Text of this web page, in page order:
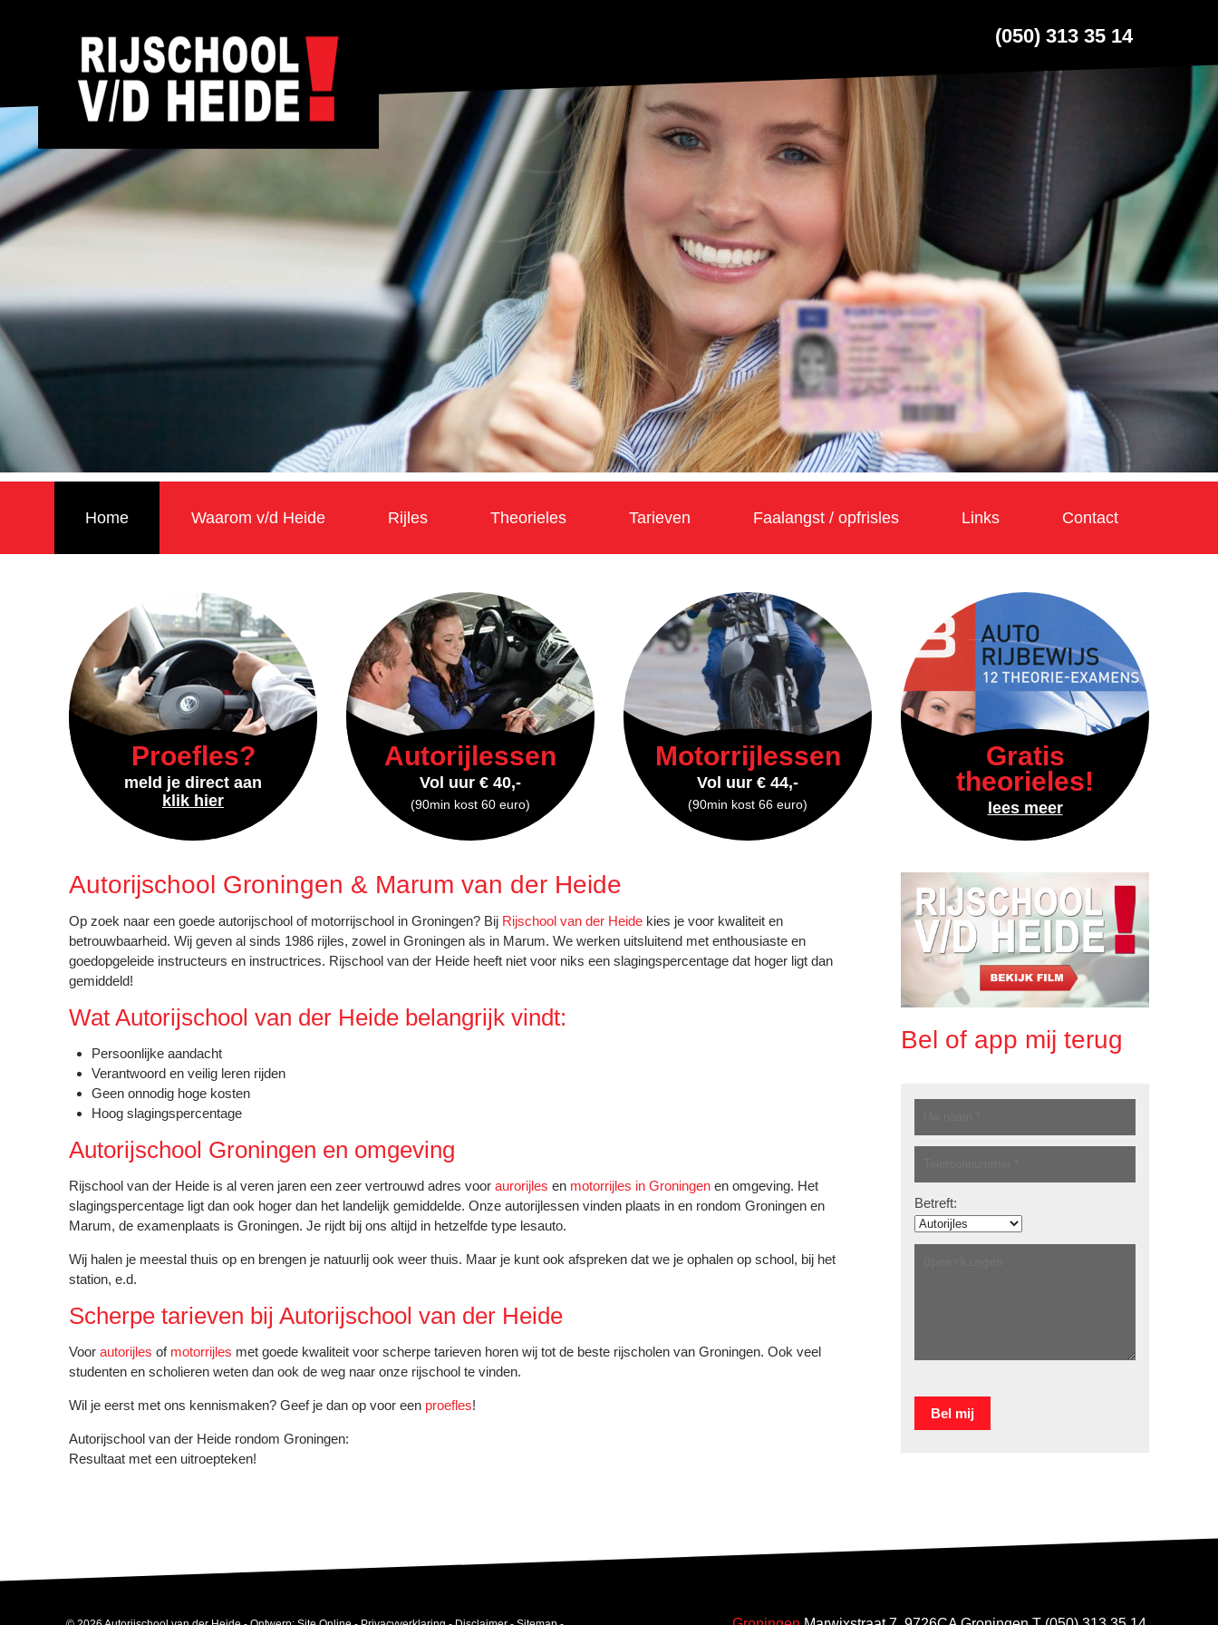
(050) 313 35 14
Home Waarom v/d Heide Rijles Theorieles Tarieven Faalangst / opfrisles Links Contact
Proefles?
meld je direct aan
klik hier
Autorijlessen
Vol uur € 40,-
(90min kost 60 euro)
Motorrijlessen
Vol uur € 44,-
(90min kost 66 euro)
Gratis
theorieles!
lees meer
Autorijschool Groningen & Marum van der Heide
Op zoek naar een goede autorijschool of motorrijschool in Groningen? Bij Rijschool van der Heide kies je voor kwaliteit en
betrouwbaarheid. Wij geven al sinds 1986 rijles, zowel in Groningen als in Marum. We werken uitsluitend met enthousiaste en
goedopgeleide instructeurs en instructrices. Rijschool van der Heide heeft niet voor niks een slagingspercentage dat hoger ligt dan
gemiddeld!
Wat Autorijschool van der Heide belangrijk vindt:
Persoonlijke aandacht
Verantwoord en veilig leren rijden
Geen onnodig hoge kosten
Hoog slagingspercentage
Autorijschool Groningen en omgeving
Rijschool van der Heide is al veren jaren een zeer vertrouwd adres voor aurorijles en motorrijles in Groningen en omgeving. Het
slagingspercentage ligt dan ook hoger dan het landelijk gemiddelde. Onze autorijlessen vinden plaats in en rondom Groningen en
Marum, de examenplaats is Groningen. Je rijdt bij ons altijd in hetzelfde type lesauto.
Wij halen je meestal thuis op en brengen je natuurlij ook weer thuis. Maar je kunt ook afspreken dat we je ophalen op school, bij het
station, e.d.
Scherpe tarieven bij Autorijschool van der Heide
Voor autorijles of motorrijles met goede kwaliteit voor scherpe tarieven horen wij tot de beste rijscholen van Groningen. Ook veel
studenten en scholieren weten dan ook de weg naar onze rijschool te vinden.
Wil je eerst met ons kennismaken? Geef je dan op voor een proefles!
Autorijschool van der Heide rondom Groningen:
Resultaat met een uitroepteken!
Bel of app mij terug
Betreft: